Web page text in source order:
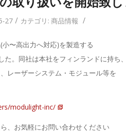
27 / カテゴリ: 商品情報 /
〜高出力へ対応)を製造する
。同社は本社をフィンランドに持ち、
レーザーシステム・モジュール等を
modulight-inc/
、お気軽にお問い合わせください